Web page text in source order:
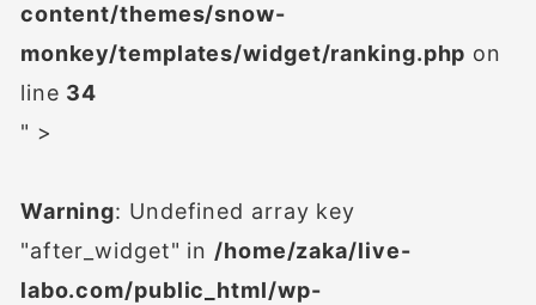
content/themes/snow-
monkey/templates/widget/ranking.php on
line 34
" >
Warning: Undefined array key
"after_widget" in /home/zaka/live-
labo.com/public_html/wp-